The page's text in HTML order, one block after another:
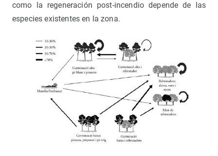
como la regeneración post-incendio depende de las
especies existentes en la zona.